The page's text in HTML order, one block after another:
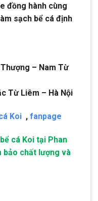
đồng hành cùng
sạch bể cá định
– Nam Từ
Từ Liêm – Hà Nội
Koi , fanpage
cá Koi tại Phan
bảo chất lượng và